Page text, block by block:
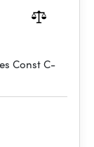
Const C-